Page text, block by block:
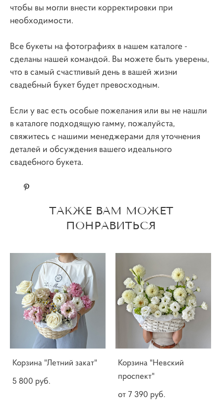
чтобы вы могли внести корректировки при
необходимости.
Все букеты на фотографиях в нашем каталоге -
сделаны нашей командой. Вы можете быть уверены,
что в самый счастливый день в вашей жизни
свадебный букет будет превосходным.
Если у вас есть особые пожелания или вы не нашли
в каталоге подходящую гамму, пожалуйста,
свяжитесь с нашими менеджерами для уточнения
деталей и обсуждения вашего идеального
свадебного букета.
ТАКЖЕ ВАМ МОЖЕТ
ПОНРАВИТЬСЯ
Корзина "Летний закат"
5 800 pуб.
Корзина "Невский
проспект"
от 7 390 pуб.